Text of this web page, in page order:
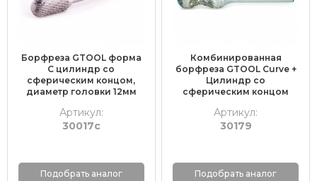
Борфреза GTOOL форма
C цилиндр со
сферическим концом,
диаметр головки 12мм
Артикул:
30017с
Подобрать аналог
Комбинированная
борфреза GTOOL Curve +
Цилиндр со
сферическим концом
Артикул:
30179
Подобрать аналог